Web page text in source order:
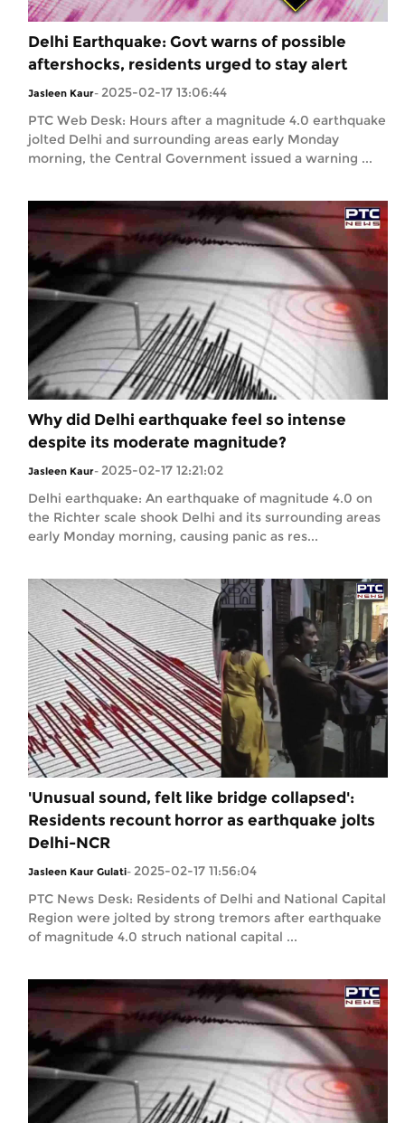
Delhi Earthquake: Govt warns of possible
aftershocks, residents urged to stay alert
Jasleen Kaur- 2025-02-17 13:06:44
PTC Web Desk: Hours after a magnitude 4.0 earthquake
jolted Delhi and surrounding areas early Monday
morning, the Central Government issued a warning ...
Why did Delhi earthquake feel so intense
despite its moderate magnitude?
Jasleen Kaur- 2025-02-17 12:21:02
Delhi earthquake: An earthquake of magnitude 4.0 on
the Richter scale shook Delhi and its surrounding areas
early Monday morning, causing panic as res...
'Unusual sound, felt like bridge collapsed':
Residents recount horror as earthquake jolts
Delhi-NCR
Jasleen Kaur Gulati- 2025-02-17 11:56:04
PTC News Desk: Residents of Delhi and National Capital
Region were jolted by strong tremors after earthquake
of magnitude 4.0 struch national capital ...